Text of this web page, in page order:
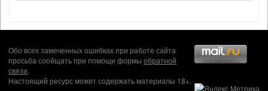
Обо всех замеченных ошибках при работе сайта
просьба сообщать при помощи формы обратной
связи.
Настоящий ресурс может содержать материалы 18+.